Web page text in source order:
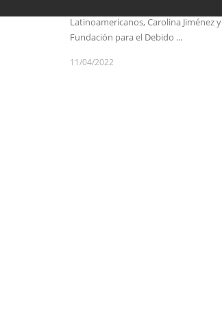
Latinoamericanos, Carolina Jiménez
Fundación para el Debido ...
11/04/2022